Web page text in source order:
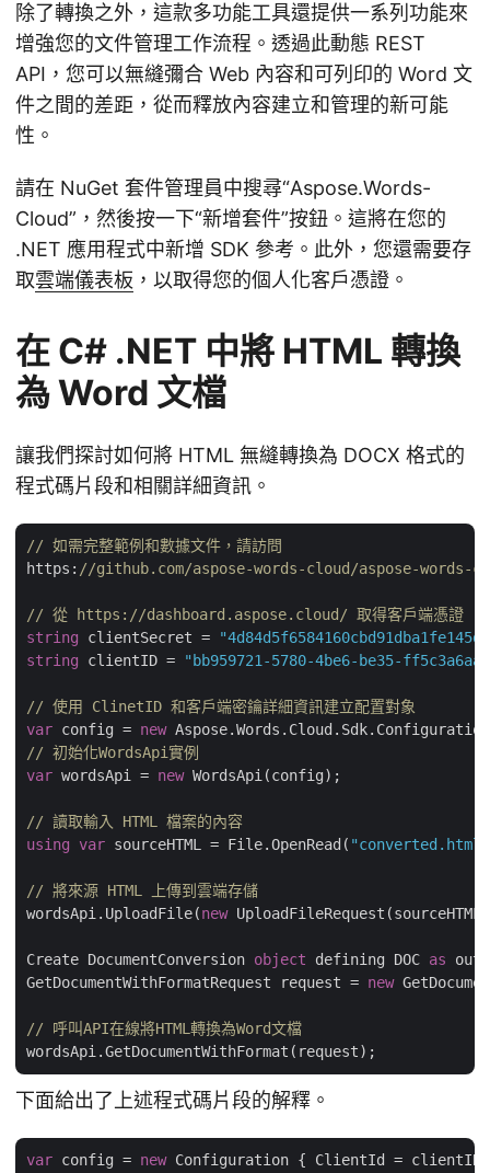
除了轉換之外，這款多功能工具還提供一系列功能來
增強您的文件管理工作流程。透過此動態 REST
API，您可以無縫彌合 Web 內容和可列印的 Word 文
件之間的差距，從而釋放內容建立和管理的新可能
性。
請在 NuGet 套件管理員中搜尋“Aspose.Words-
Cloud”，然後按一下“新增套件”按鈕。這將在您的
.NET 應用程式中新增 SDK 參考。此外，您還需要存
取雲端儀表板 ，以取得您的個人化客戶憑證。
在 C# .NET 中將 HTML 轉換
為 Word 文檔
讓我們探討如何將 HTML 無縫轉換為 DOCX 格式的
程式碼片段和相關詳細資訊。
// 如需完整範例和數據文件，請訪問
https: //github.com/aspose-words-cloud/aspose-words-
// 從 https://dashboard.aspose.cloud/ 取得客戶端憑證
string clientSecret =
string clientID = "bb959721-5780-4be6-be35-
// 使用 ClinetID 和客戶端密鑰詳細資訊建立配置對象
var config = new
// 初始化WordsApi實例
var wordsApi = new WordsApi(config);
// 讀取輸入 HTML 檔案的內容
using
var sourceHTML = File.OpenRead( "converted.html"
// 將來源 HTML 上傳到雲端存儲
wordsApi.UploadFile(new UploadFileRequest(sourceHTML,
Create DocumentConversion object defining DOC as
GetDocumentWithFormatRequest request = new
// 呼叫API在線將HTML轉換為Word文檔
下面給出了上述程式碼片段的解釋。
var config = new Configuration { ClientId =